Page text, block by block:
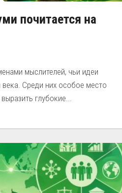
почитается на
мыслителей, чьи идеи
Среди них особое место
глубокие...